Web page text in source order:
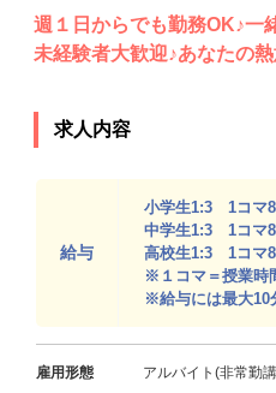
週１日からでも勤務OK♪一
未経験者大歓迎♪あなたの
求人内容
給与
小学生1:3 1コマ
中学生1:3 1コマ
高校生1:3 1コマ
※１コマ＝授業時
※給与には最大10
雇用形態 アルバイト(非常勤